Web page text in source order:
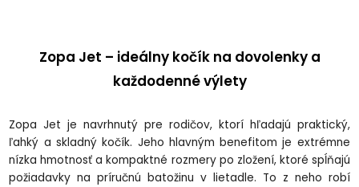
Zopa Jet – ideálny kočík na dovolenky a
každodenné výlety
Zopa Jet je navrhnutý pre rodičov, ktorí hľadajú praktický,
ľahký a skladný kočík. Jeho hlavným benefitom je extrémne
nízka hmotnosť a kompaktné rozmery po zložení, ktoré spĺňajú
požiadavky na príručnú batožinu v lietadle. To z neho robí